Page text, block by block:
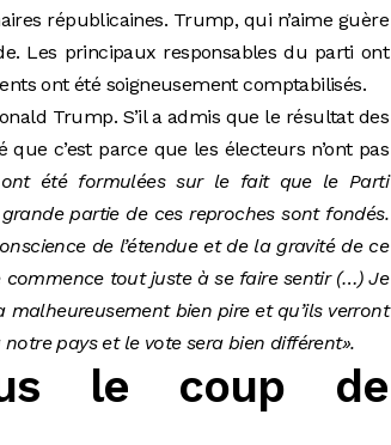
républicaines. Trump, qui n’aime guère
Les principaux responsables du parti ont
ont été soigneusement comptabilisés.
Trump. S’il a admis que le résultat des
c’est parce que les électeurs n’ont pas
ont été formulées sur le fait que le Parti
partie de ces reproches sont fondés.
de l’étendue et de la gravité de ce
tout juste à se faire sentir (…) Je
bien pire et qu’ils verront
pays et le vote sera bien différent».
le coup de